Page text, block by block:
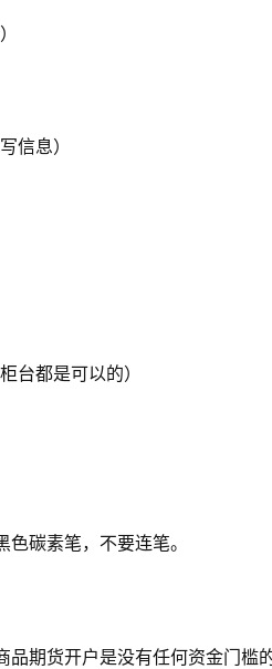
息）
都是可以的）
碳素笔，不要连笔。
期货开户是没有任何资金门槛的